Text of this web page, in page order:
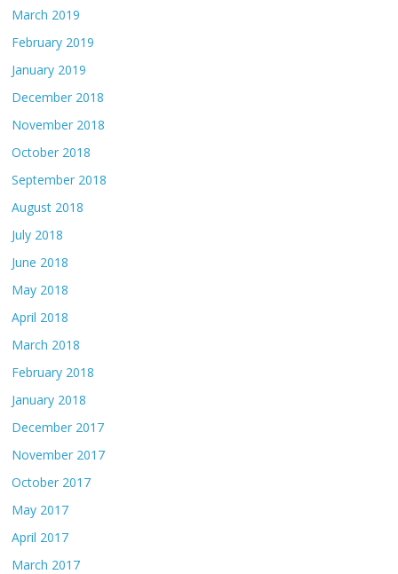
March 2019
February 2019
January 2019
December 2018
November 2018
October 2018
September 2018
August 2018
July 2018
June 2018
May 2018
April 2018
March 2018
February 2018
January 2018
December 2017
November 2017
October 2017
May 2017
April 2017
March 2017